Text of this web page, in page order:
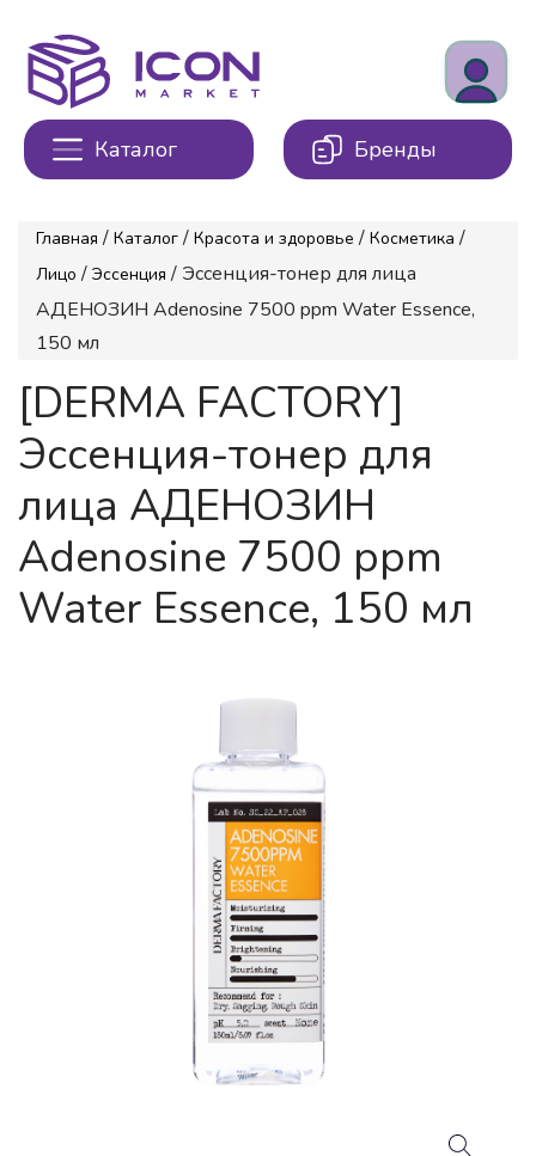
Каталог Бренды
Главная / Каталог / Красота и здоровье / Косметика /
Лицо / Эссенция / Эссенция-тонер для лица
АДЕНОЗИН Adenosine 7500 ppm Water Essence,
150 мл
[DERMA FACTORY]
Эссенция-тонер для
лица АДЕНОЗИН
Adenosine 7500 ppm
Water Essence, 150 мл